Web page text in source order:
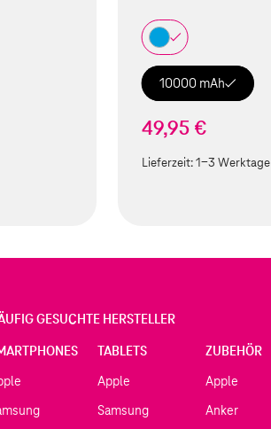
10000 mAh
49,95 €
Lieferzeit:1-3 Werktage
GESUCHTE HERSTELLER
TABLETS
Apple
Samsung
ZUBEHÖR
Apple
Anker